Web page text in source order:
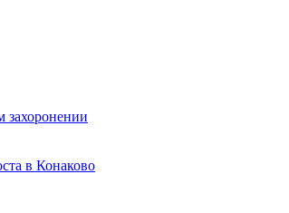
захоронении
в Конаково